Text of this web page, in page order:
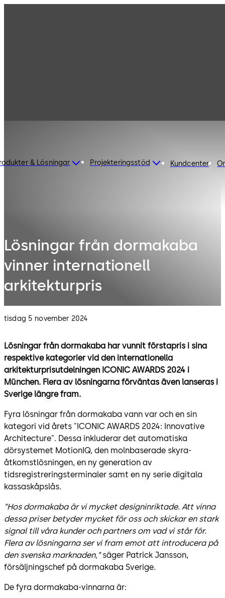
& Lösningar Projekteringsstöd Kundcenter
Lösningar från dormakaba
vinner internationell
arkitekturpris
tisdag 5 november 2024
Lösningar från dormakaba har vunnit förstapris i sina
respektive kategorier vid den internationella
arkitekturprisutdelningen ICONIC AWARDS 2024 i
München. Flera av lösningarna förväntas även lanseras i
Sverige längre fram.
Fyra lösningar från dormakaba vann var och en sin
kategori vid årets "ICONIC AWARDS 2024: Innovative
Architecture". Dessa inkluderar det automatiska
dörsystemet MotionIQ, den molnbaserade skyra-
åtkomstlösningen, en ny generation av
tidsregistreringsterminaler samt en ny serie digitala
kassaskåpslås.
”Hos dormakaba är vi mycket designinriktade. Att vinna
dessa priser betyder mycket för oss och skickar en stark
signal till våra kunder och partners om vad vi står för.
Flera av lösningarna ser vi fram emot att introducera på
den svenska marknaden,”säger Patrick Jansson,
försäljningschef på dormakaba Sverige.
De fyra dormakaba-vinnarna är: